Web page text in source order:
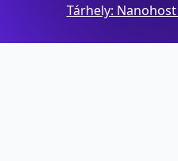
Tárhely: